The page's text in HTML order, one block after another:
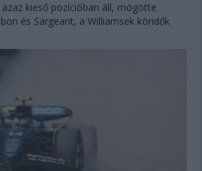
azaz kieső pozícióban áll, mögötte
és Sargeant, a Williamsek köridők